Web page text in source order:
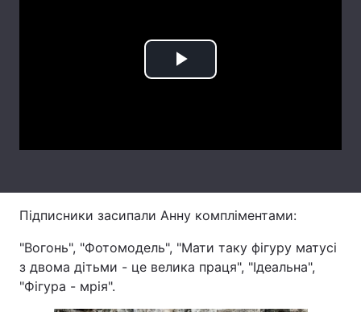
Послуги
Play
Підписники засипали Анну компліментами:
"Вогонь", "Фотомодель", "Мати таку фігуру матусі
з двома дітьми - це велика праця", "Ідеальна",
"Фігура - мрія".